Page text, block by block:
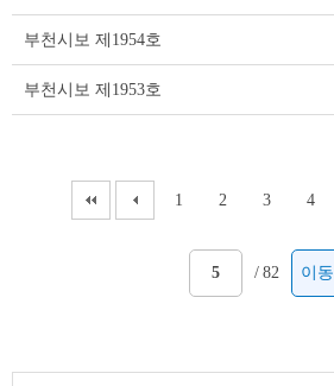
부천시보 제1954호
부천시보 제1953호
1 2 3 4
/ 82 이동